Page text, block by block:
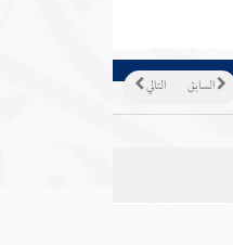
التالي السابق